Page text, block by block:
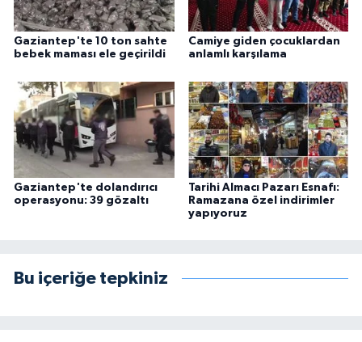
Gaziantep'te 10 ton sahte
bebek maması ele geçirildi
Camiye giden çocuklardan
anlamlı karşılama
Gaziantep'te dolandırıcı
operasyonu: 39 gözaltı
Tarihi Almacı Pazarı Esnafı:
Ramazana özel indirimler
yapıyoruz
Bu içeriğe tepkiniz